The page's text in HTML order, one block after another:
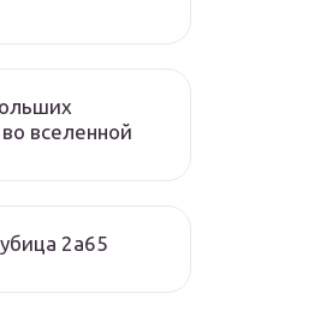
вселенной
2а65